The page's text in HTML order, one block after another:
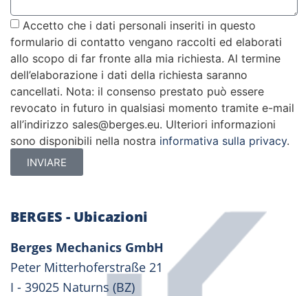
Accetto che i dati personali inseriti in questo
formulario di contatto vengano raccolti ed elaborati
allo scopo di far fronte alla mia richiesta. Al termine
dell’elaborazione i dati della richiesta saranno
cancellati. Nota: il consenso prestato può essere
revocato in futuro in qualsiasi momento tramite e-mail
all’indirizzo sales@berges.eu. Ulteriori informazioni
sono disponibili nella nostra informativa sulla privacy.
INVIARE
BERGES - Ubicazioni
Berges Mechanics GmbH
Peter Mitterhoferstraße 21
I - 39025 Naturns (BZ)